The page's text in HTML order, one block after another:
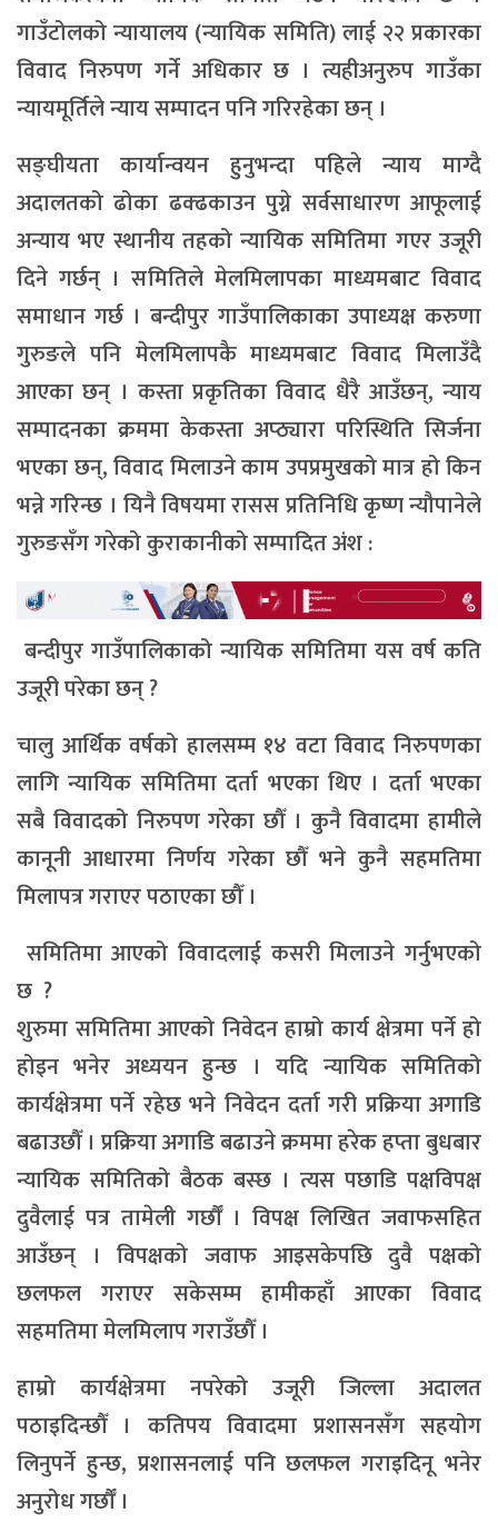
गाउँटोलको न्यायालय (न्यायिक समिति) लाई २२ प्रकारका
विवाद निरुपण गर्ने अधिकार छ । त्यहीअनुरुप गाउँका
न्यायमूर्तिले न्याय सम्पादन पनि गरिरहेका छन् ।
सङ्घीयता कार्यान्वयन हुनुभन्दा पहिले न्याय माग्दै
अदालतको ढोका ढक्ढकाउन पुग्ने सर्वसाधारण आफूलाई
अन्याय भए स्थानीय तहको न्यायिक समितिमा गएर उजूरी
दिने गर्छन् । समितिले मेलमिलापका माध्यमबाट विवाद
समाधान गर्छ । बन्दीपुर गाउँपालिकाका उपाध्यक्ष करुणा
गुरुङले पनि मेलमिलापकै माध्यमबाट विवाद मिलाउँदै
आएका छन् । कस्ता प्रकृतिका विवाद धैरै आउँछन्, न्याय
सम्पादनका क्रममा केकस्ता अप्ठ्यारा परिस्थिति सिर्जना
भएका छन्, विवाद मिलाउने काम उपप्रमुखको मात्र हो किन
भन्ने गरिन्छ । यिनै विषयमा रासस प्रतिनिधि कृष्ण न्यौपानेले
गुरुङसँग गरेको कुराकानीको सम्पादित अंश :
बन्दीपुर गाउँपालिकाको न्यायिक समितिमा यस वर्ष कति
उजूरी परेका छन् ?
चालु आर्थिक वर्षको हालसम्म १४ वटा विवाद निरुपणका
लागि न्यायिक समितिमा दर्ता भएका थिए । दर्ता भएका
सबै विवादको निरुपण गरेका छौँ । कुनै विवादमा हामीले
कानूनी आधारमा निर्णय गरेका छौँ भने कुनै सहमतिमा
मिलापत्र गराएर पठाएका छौँ ।
समितिमा आएको विवादलाई कसरी मिलाउने गर्नुभएको
छ ?
शुरुमा समितिमा आएको निवेदन हाम्रो कार्य क्षेत्रमा पर्ने हो
होइन भनेर अध्ययन हुन्छ । यदि न्यायिक समितिको
कार्यक्षेत्रमा पर्ने रहेछ भने निवेदन दर्ता गरी प्रक्रिया अगाडि
बढाउछौँ । प्रक्रिया अगाडि बढाउने क्रममा हरेक हप्ता बुधबार
न्यायिक समितिको बैठक बस्छ । त्यस पछाडि पक्षविपक्ष
दुवैलाई पत्र तामेली गर्छौँ । विपक्ष लिखित जवाफसहित
आउँछन् । विपक्षको जवाफ आइसकेपछि दुवै पक्षको
छलफल गराएर सकेसम्म हामीकहाँ आएका विवाद
सहमतिमा मेलमिलाप गराउँछौँ ।
हाम्रो कार्यक्षेत्रमा नपरेको उजूरी जिल्ला अदालत
पठाइदिन्छौँ । कतिपय विवादमा प्रशासनसँग सहयोग
लिनुपर्ने हुन्छ, प्रशासनलाई पनि छलफल गराइदिनू भनेर
अनुरोध गर्छौँ ।